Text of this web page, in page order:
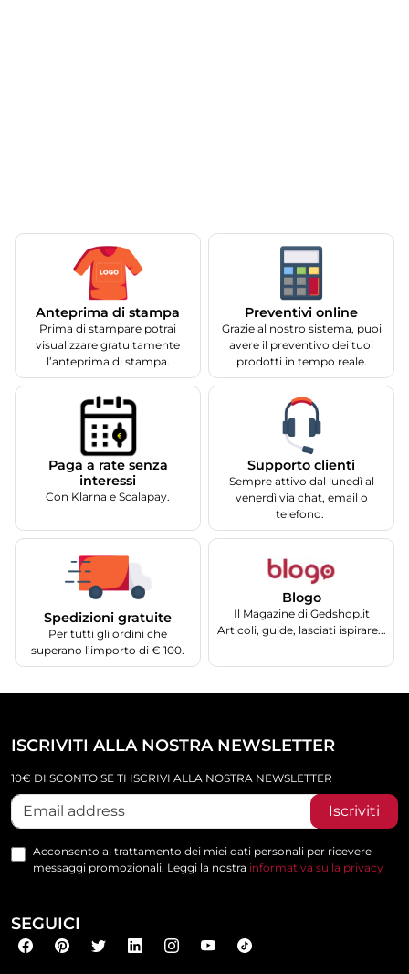
Anteprima di stampa
Prima di stampare potrai
visualizzare gratuitamente
l’anteprima di stampa.
Preventivi online
Grazie al nostro sistema, puoi
avere il preventivo dei tuoi
prodotti in tempo reale.
Paga a rate senza
interessi
Con Klarna e Scalapay.
Supporto clienti
Sempre attivo dal lunedì al
venerdì via chat, email o
telefono.
Spedizioni gratuite
Per tutti gli ordini che
superano l’importo di € 100.
Blogo
Il Magazine di Gedshop.it
Articoli, guide, lasciati ispirare...
ISCRIVITI ALLA NOSTRA NEWSLETTER
10€ DI SCONTO SE TI ISCRIVI ALLA NOSTRA NEWSLETTER
Iscriviti
Acconsento al trattamento dei miei dati personali per ricevere
messaggi promozionali. Leggi la nostra informativa sulla privacy
SEGUICI